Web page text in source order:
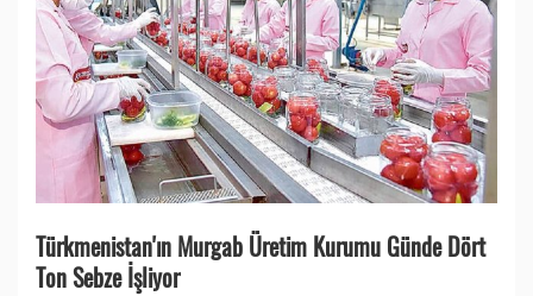
Türkmenistan'ın Murgab Üretim Kurumu Günde Dört
Ton Sebze İşliyor